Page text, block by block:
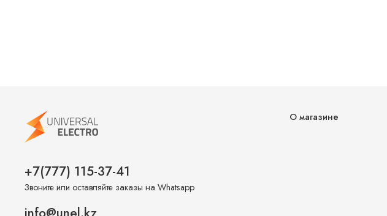
О магазине
+7(777) 115-37-41
Звоните или оставляйте заказы на Whatsapp